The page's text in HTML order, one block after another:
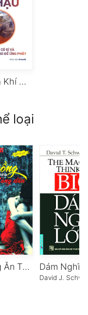
Thảm Họa Khí Hậu
loại
Mẹ Chồng Ăn Thịt Cả Nàng Dâu Dám Nghĩ
David J.